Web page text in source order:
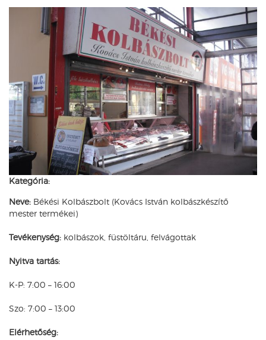
Kategória:
Neve: Békési Kolbászbolt (Kovács István kolbászkészítő
mester termékei)
Tevékenység: kolbászok, füstöltáru, felvágottak
Nyitva tartás:
K-P: 7:00 – 16:00
Szo: 7:00 – 13:00
Elérhetőség: